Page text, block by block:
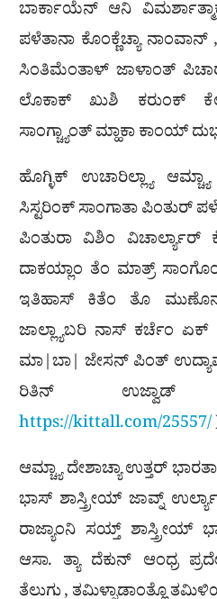
ಬಾರ್ಕಾಯೆನ್ ಆನಿ
ಪಳೆತಾನಾ ಕೊಂಕ್ಣೆಚ್ಯಾ
ಸಿಂತಿಮೆಂತಾಳ್ ಜಾಳಾಂತ್
ಲೊಕಾಕ್ ಖುಶಿ ಕರುಂಕ್
ಸಾಂಗ್ಚ್ಯಾಂತ್ ಮ್ಹಾಕಾ ಕಾಂಯ್
ಹೊಗ್ಳಿಕ್ ಉಚಾರಿಲ್ಲ್ಯಾ
ಸಿಸ್ಟರಿಂಕ್ ಸಾಂಗಾತಾ
ಪಿಂತುರಾ ವಿಶಿಂ
ದಾಕಯ್ಲಾಂ ತೆಂ ಮಾತ್ರ್
ಇತಿಹಾಸ್ ಕಿತೆಂ ತೊ
ಜಾಲ್ಲ್ಯಾಬರಿ ನಾಸ್ ಕರ್ಚೆಂ ಏಕ್
ಮಾ|ಬಾ| ಜೇಸನ್ ಪಿಂತ್
ರಿತಿನ್ ಉಜ್ವಾಡ್
https://kittall.com/25557/
ಆಮ್ಚ್ಯಾ ದೇಶಾಚ್ಯಾ ಉತ್ತರ್
ಭಾಸ್ ಶಾಸ್ತ್ರೀಯ್ ಜಾವ್ನ್
ರಾಜ್ಯಾಂನಿ ಸಯ್ತ್
ಆಸಾ. ತ್ಯಾ ದೆಕುನ್ ಆಂಧ್ರ